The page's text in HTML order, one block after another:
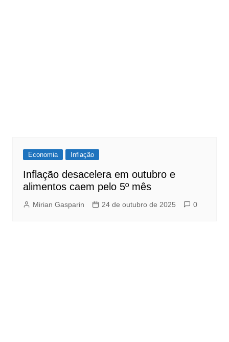
Economia Inflação
Inflação desacelera em outubro e
alimentos caem pelo 5º mês
Mirian Gasparin 24 de outubro de 2025 0